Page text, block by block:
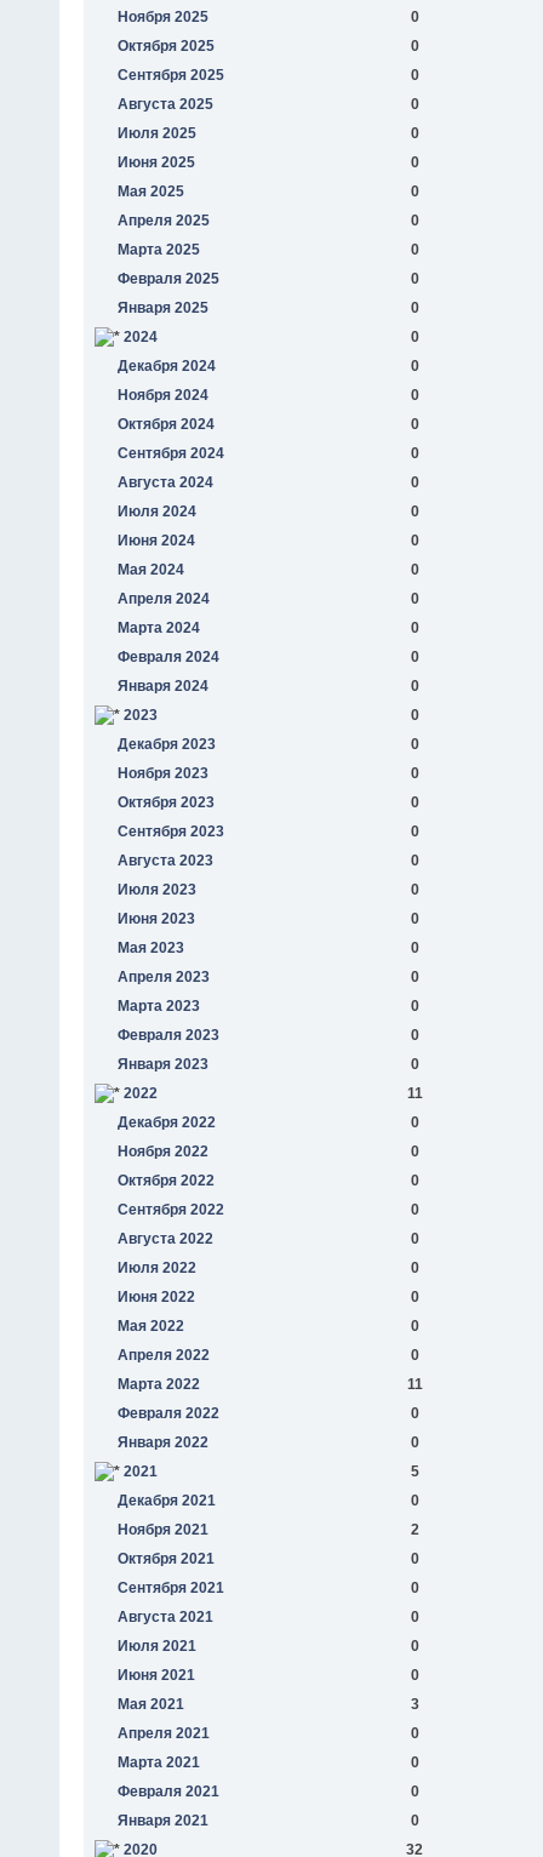
Ноября 2025
0
Октября 2025
0
Сентября 2025
0
Августа 2025
0
Июля 2025
0
Июня 2025
0
Мая 2025
0
Апреля 2025
0
Марта 2025
0
Февраля 2025
0
Января 2025
0
2024
0
Декабря 2024
0
Ноября 2024
0
Октября 2024
0
Сентября 2024
0
Августа 2024
0
Июля 2024
0
Июня 2024
0
Мая 2024
0
Апреля 2024
0
Марта 2024
0
Февраля 2024
0
Января 2024
0
2023
0
Декабря 2023
0
Ноября 2023
0
Октября 2023
0
Сентября 2023
0
Августа 2023
0
Июля 2023
0
Июня 2023
0
Мая 2023
0
Апреля 2023
0
Марта 2023
0
Февраля 2023
0
Января 2023
0
2022
11
Декабря 2022
0
Ноября 2022
0
Октября 2022
0
Сентября 2022
0
Августа 2022
0
Июля 2022
0
Июня 2022
0
Мая 2022
0
Апреля 2022
0
Марта 2022
11
Февраля 2022
0
Января 2022
0
2021
5
Декабря 2021
0
Ноября 2021
2
Октября 2021
0
Сентября 2021
0
Августа 2021
0
Июля 2021
0
Июня 2021
0
Мая 2021
3
Апреля 2021
0
Марта 2021
0
Февраля 2021
0
Января 2021
0
2020
32